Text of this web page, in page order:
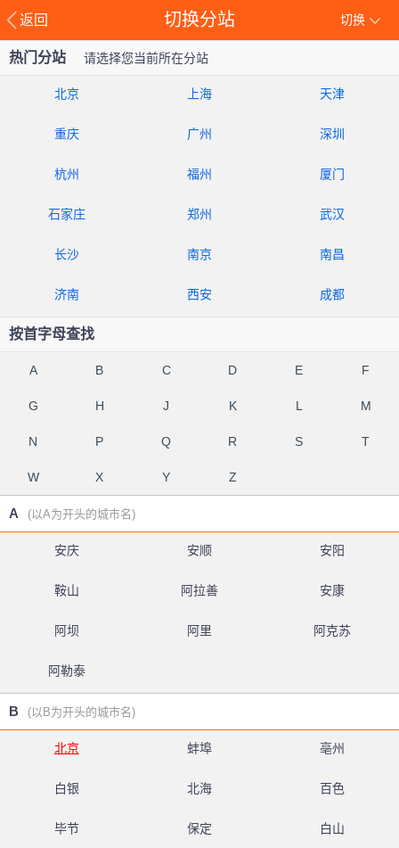
返回 切换
切换分站
热门分站 请选择您当前所在分站
北京 上海 天津
重庆 广州 深圳
杭州 福州 厦门
石家庄 郑州 武汉
长沙 南京 南昌
济南 西安 成都
按首字母查找
A B C D E F
G H J K L M
N P Q R S T
W X Y Z
A (以A为开头的城市名)
安庆 安顺 安阳
鞍山 阿拉善 安康
阿坝 阿里 阿克苏
阿勒泰
B (以B为开头的城市名)
北京 蚌埠 亳州
白银 北海 百色
毕节 保定 白山